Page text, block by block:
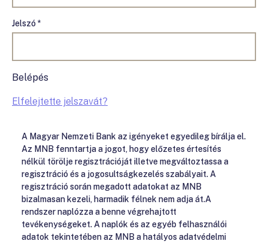
Jelszó *
Belépés
Elfelejtette jelszavát?
A Magyar Nemzeti Bank az igényeket egyedileg bírálja el.
Az MNB fenntartja a jogot, hogy előzetes értesítés
nélkül törölje regisztrációját illetve megváltoztassa a
regisztráció és a jogosultságkezelés szabályait. A
regisztráció során megadott adatokat az MNB
bizalmasan kezeli, harmadik félnek nem adja át.A
rendszer naplózza a benne végrehajtott
tevékenységeket. A naplók és az egyéb felhasználói
adatok tekintetében az MNB a hatályos adatvédelmi